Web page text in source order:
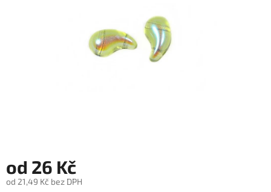
od 26 Kč
od 21,49 Kč bez DPH